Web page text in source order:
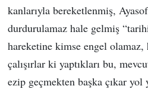
kanlarıyla bereketlenmiş,
durdurulamaz hale gelmiş
hareketine kimse engel
çalışırlar ki yaptıkları bu,
ezip geçmekten başka çıkar